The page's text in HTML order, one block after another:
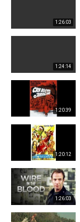
1:26:03
1:24:14
1:20:39
1:20:12
1:26:03